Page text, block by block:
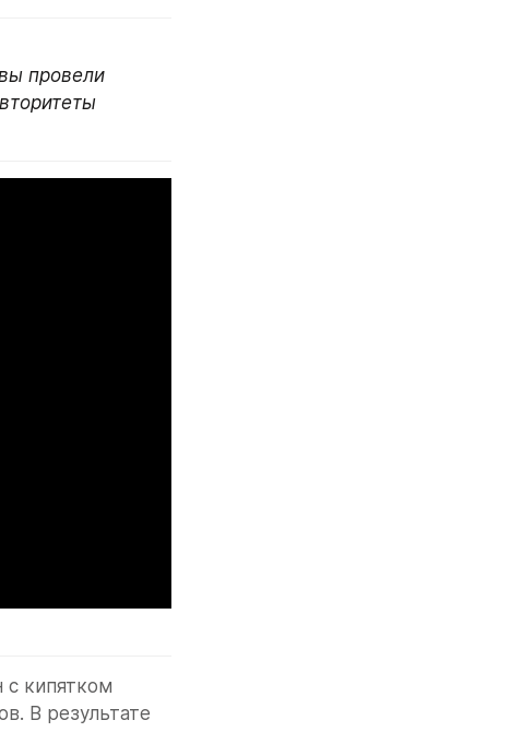
провели
с кипятком
В результате